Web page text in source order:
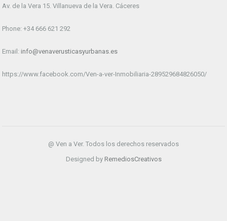
Av. de la Vera 15. Villanueva de la Vera. Cáceres
Phone: +34 666 621 292
Email: info@venaverusticasyurbanas.es
https://www.facebook.com/Ven-a-ver-Inmobiliaria-289529684826050/
@ Ven a Ver. Todos los derechos reservados
Designed by RemediosCreativos